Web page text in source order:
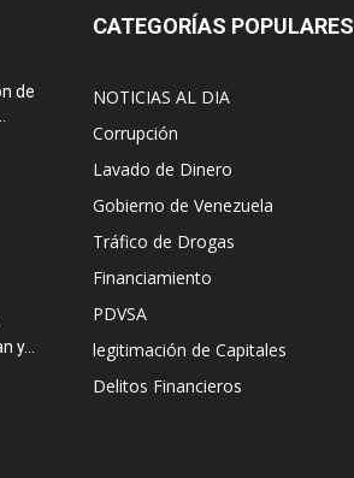
de
y...
CATEGORÍAS POPULARES
NOTICIAS AL DIA
Corrupción
Lavado de Dinero
Gobierno de Venezuela
Tráfico de Drogas
Financiamiento
PDVSA
legitimación de Capitales
Delitos Financieros